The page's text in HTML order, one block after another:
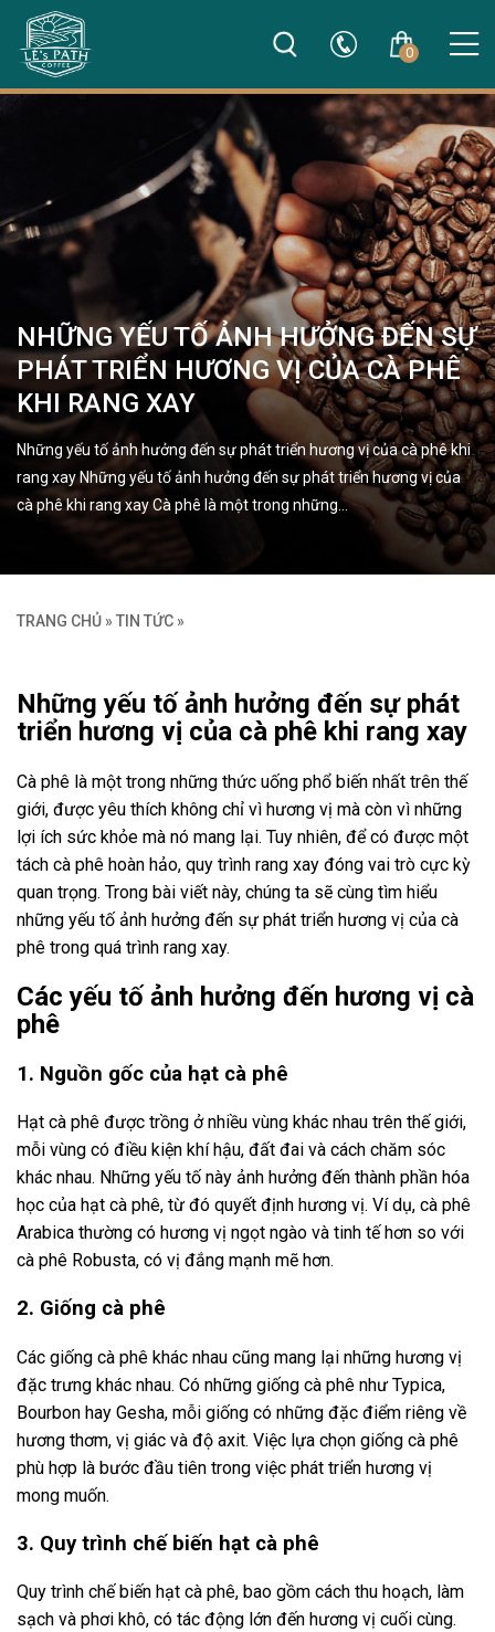
0
NHỮNG YẾU TỐ ẢNH HƯỞNG ĐẾN SỰ
PHÁT TRIỂN HƯƠNG VỊ CỦA CÀ PHÊ
KHI RANG XAY
Những yếu tố ảnh hưởng đến sự phát triển hương vị của cà phê khi
rang xay Những yếu tố ảnh hưởng đến sự phát triển hương vị của
cà phê khi rang xay Cà phê là một trong những…
TRANG CHỦ » TIN TỨC »
Những yếu tố ảnh hưởng đến sự phát
triển hương vị của cà phê khi rang xay
Cà phê là một trong những thức uống phổ biến nhất trên thế
giới, được yêu thích không chỉ vì hương vị mà còn vì những
lợi ích sức khỏe mà nó mang lại. Tuy nhiên, để có được một
tách cà phê hoàn hảo, quy trình rang xay đóng vai trò cực kỳ
quan trọng. Trong bài viết này, chúng ta sẽ cùng tìm hiểu
những yếu tố ảnh hưởng đến sự phát triển hương vị của cà
phê trong quá trình rang xay.
Các yếu tố ảnh hưởng đến hương vị cà
phê
1. Nguồn gốc của hạt cà phê
Hạt cà phê được trồng ở nhiều vùng khác nhau trên thế giới,
mỗi vùng có điều kiện khí hậu, đất đai và cách chăm sóc
khác nhau. Những yếu tố này ảnh hưởng đến thành phần hóa
học của hạt cà phê, từ đó quyết định hương vị. Ví dụ, cà phê
Arabica thường có hương vị ngọt ngào và tinh tế hơn so với
cà phê Robusta, có vị đắng mạnh mẽ hơn.
2. Giống cà phê
Các giống cà phê khác nhau cũng mang lại những hương vị
đặc trưng khác nhau. Có những giống cà phê như Typica,
Bourbon hay Gesha, mỗi giống có những đặc điểm riêng về
hương thơm, vị giác và độ axit. Việc lựa chọn giống cà phê
phù hợp là bước đầu tiên trong việc phát triển hương vị
mong muốn.
3. Quy trình chế biến hạt cà phê
Quy trình chế biến hạt cà phê, bao gồm cách thu hoạch, làm
sạch và phơi khô, có tác động lớn đến hương vị cuối cùng.